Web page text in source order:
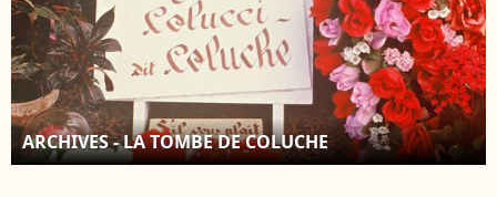
ARCHIVES - LA TOMBE DE COLUCHE